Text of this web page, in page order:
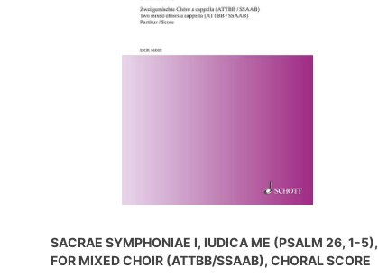
SACRAE SYMPHONIAE I, IUDICA ME (PSALM 26, 1-5),
FOR MIXED CHOIR (ATTBB/SSAAB), CHORAL SCORE